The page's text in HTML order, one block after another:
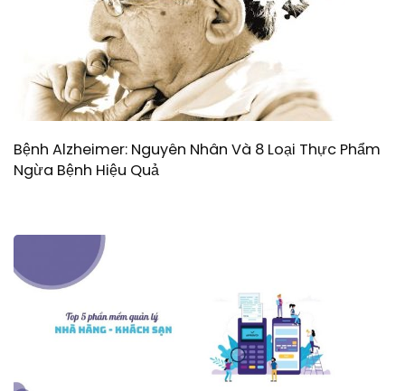
Bệnh Alzheimer: Nguyên Nhân Và 8 Loại Thực Phẩm
Ngừa Bệnh Hiệu Quả